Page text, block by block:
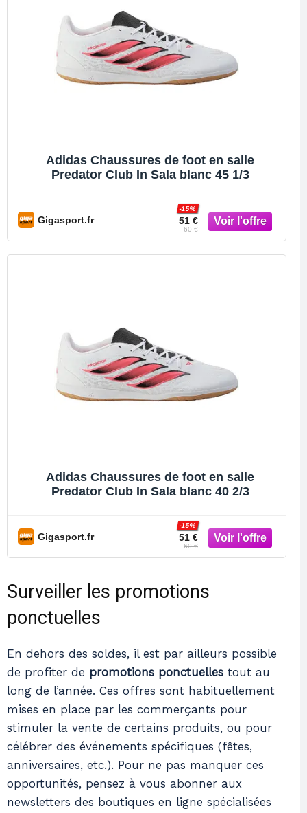
Adidas Chaussures de foot en salle
Predator Club In Sala blanc 45 1/3
Gigasport.fr 51 €
-15%
60 €
Adidas Chaussures de foot en salle
Predator Club In Sala blanc 40 2/3
Gigasport.fr 51 €
-15%
60 €
Surveiller les promotions
ponctuelles
En dehors des soldes, il est par ailleurs possible
de profiter de promotions ponctuelles tout au
long de l’année. Ces offres sont habituellement
mises en place par les commerçants pour
stimuler la vente de certains produits, ou pour
célébrer des événements spécifiques (fêtes,
anniversaires, etc.). Pour ne pas manquer ces
opportunités, pensez à vous abonner aux
newsletters des boutiques en ligne spécialisées